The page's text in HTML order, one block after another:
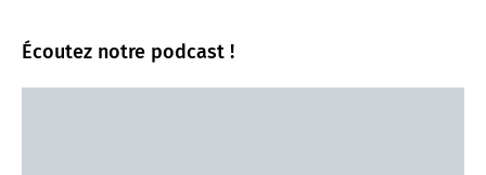
Écoutez notre podcast !